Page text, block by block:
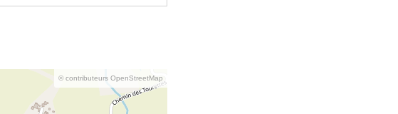
© contributeurs OpenStreetMap